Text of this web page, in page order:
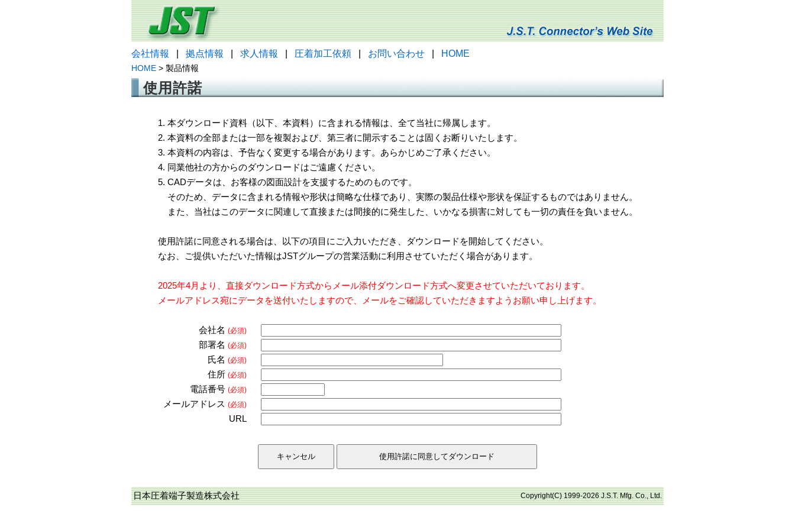
会社情報 拠点情報 求人情報 圧着加工依頼 お問い合わせ HOME
HOME > 製品情報
使用許諾
1. 本ダウンロード資料（以下、本資料）に含まれる情報は、全て当社に帰属します。
2. 本資料の全部または一部を複製および、第三者に開示することは固くお断りいたします。
3. 本資料の内容は、予告なく変更する場合があります。あらかじめご了承ください。
4. 同業他社の方からのダウンロードはご遠慮ください。
5. CADデータは、お客様の図面設計を支援するためのものです。
そのため、データに含まれる情報や形状は簡略な仕様であり、実際の製品仕様や形状を保証するものではありません。
また、当社はこのデータに関連して直接または間接的に発生した、いかなる損害に対しても一切の責任を負いません。
使用許諾に同意される場合は、以下の項目にご入力いただき、ダウンロードを開始してください。
なお、ご提供いただいた情報はJSTグループの営業活動に利用させていただく場合があります。
2025年4月より、直接ダウンロード方式からメール添付ダウンロード方式へ変更させていただいております。
メールアドレス宛にデータを送付いたしますので、メールをご確認していただきますようお願い申し上げます。
会社名 (必須)
部署名 (必須)
氏名 (必須)
住所 (必須)
電話番号 (必須)
メールアドレス (必須)
URL
日本圧着端子製造株式会社 Copyright(C) 1999-2026 J.S.T. Mfg. Co., Ltd.